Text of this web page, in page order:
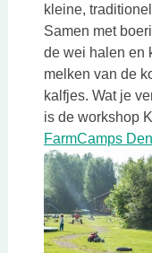
kleine,
Samen met
de wei halen en
melken van de
kalfjes. Wat je
is de workshop
FarmCamps